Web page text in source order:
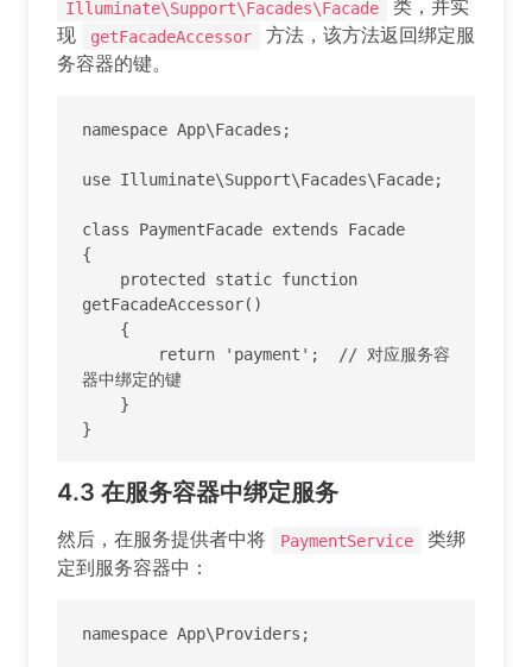
Illuminate\Support\Facades\Facade
类，并实
现
getFacadeAccessor
方法，该方法返回绑定服
务容器的键。
namespace App\Facades;
use Illuminate\Support\Facades\Facade;
class PaymentFacade extends Facade
{
getFacadeAccessor()
器中绑定的键
}
4.3 在服务容器中绑定服务
然后，在服务提供者中将 PaymentService
类绑
定到服务容器中：
namespace App\Providers;